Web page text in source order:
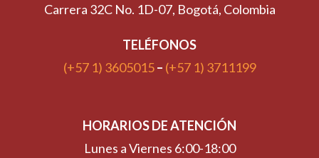
Carrera 32C No. 1D-07, Bogotá, Colombia
TELÉFONOS
(+57 1) 3605015– (+57 1) 3711199
HORARIOS DE ATENCIÓN
Lunes a Viernes 6:00-18:00